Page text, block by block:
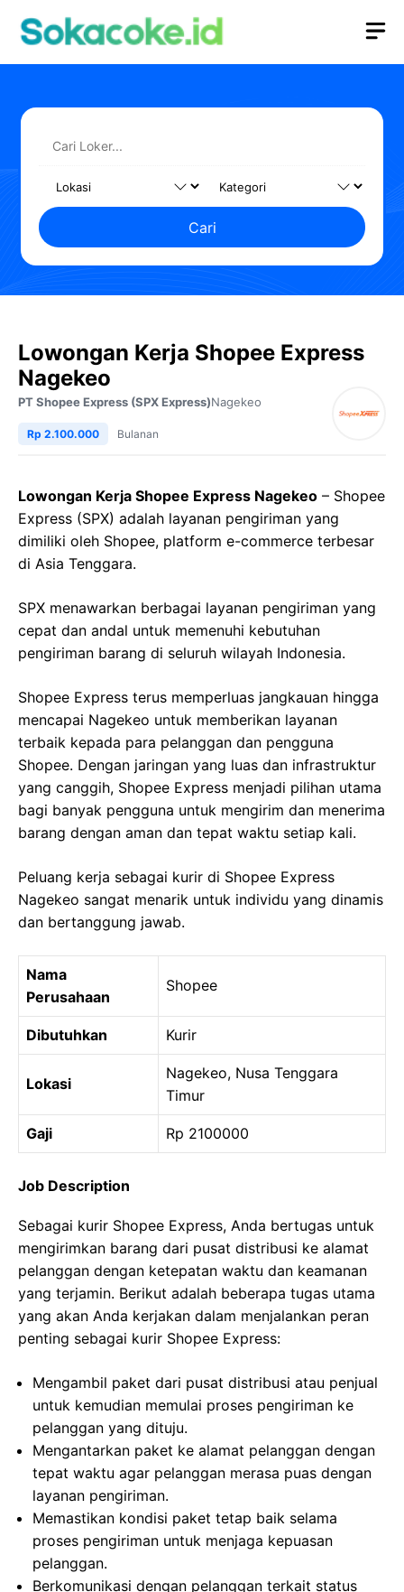
Cari
Lowongan Kerja Shopee Express
Nagekeo
PT Shopee Express (SPX Express)Nagekeo
Rp 2.100.000 Bulanan
Lowongan Kerja Shopee Express Nagekeo – Shopee
Express (SPX) adalah layanan pengiriman yang
dimiliki oleh Shopee, platform e-commerce terbesar
di Asia Tenggara.
SPX menawarkan berbagai layanan pengiriman yang
cepat dan andal untuk memenuhi kebutuhan
pengiriman barang di seluruh wilayah Indonesia.
Shopee Express terus memperluas jangkauan hingga
mencapai Nagekeo untuk memberikan layanan
terbaik kepada para pelanggan dan pengguna
Shopee. Dengan jaringan yang luas dan infrastruktur
yang canggih, Shopee Express menjadi pilihan utama
bagi banyak pengguna untuk mengirim dan menerima
barang dengan aman dan tepat waktu setiap kali.
Peluang kerja sebagai kurir di Shopee Express
Nagekeo sangat menarik untuk individu yang dinamis
dan bertanggung jawab.
Nama
Perusahaan
Shopee
Dibutuhkan Kurir
Lokasi
Nagekeo, Nusa Tenggara
Timur
Gaji Rp 2100000
Job Description
Sebagai kurir Shopee Express, Anda bertugas untuk
mengirimkan barang dari pusat distribusi ke alamat
pelanggan dengan ketepatan waktu dan keamanan
yang terjamin. Berikut adalah beberapa tugas utama
yang akan Anda kerjakan dalam menjalankan peran
penting sebagai kurir Shopee Express:
Mengambil paket dari pusat distribusi atau penjual
untuk kemudian memulai proses pengiriman ke
pelanggan yang dituju.
Mengantarkan paket ke alamat pelanggan dengan
tepat waktu agar pelanggan merasa puas dengan
layanan pengiriman.
Memastikan kondisi paket tetap baik selama
proses pengiriman untuk menjaga kepuasan
pelanggan.
Berkomunikasi dengan pelanggan terkait status